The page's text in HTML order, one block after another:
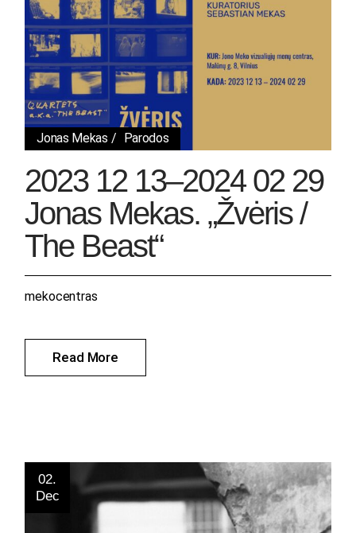
Jonas Mekas Parodos
2023 12 13–2024 02 29
Jonas Mekas. „Žvėris /
The Beast“
Read More
mekocentras
02.
Dec